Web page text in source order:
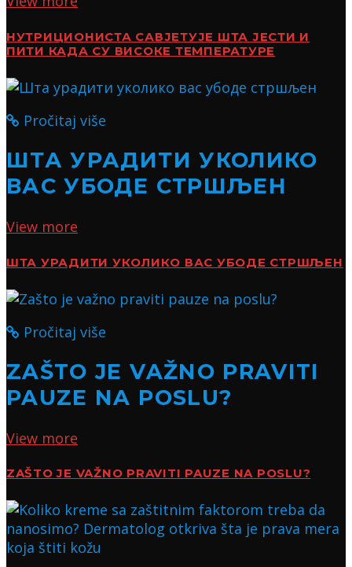
НУТРИЦИОНИСТА САВЈЕТУЈЕ ШТА ЈЕСТИ И
ПИТИ КАДА СУ ВИСОКЕ ТЕМПЕРАТУРЕ
Pročitaj više
ШТА УРАДИТИ УКОЛИКО
ВАС УБОДЕ СТРШЉЕН
View more
ШТА УРАДИТИ УКОЛИКО ВАС УБОДЕ СТРШЉЕН
Pročitaj više
ZAŠTO JE VAŽNO PRAVITI
PAUZE NA POSLU?
View more
ZAŠTO JE VAŽNO PRAVITI PAUZE NA POSLU?